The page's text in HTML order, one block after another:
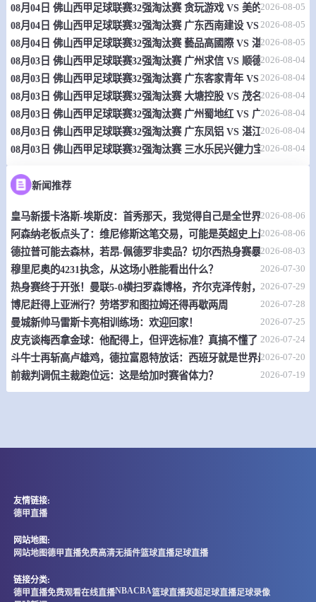
帕特里奥坦斯 0 - 0 巴瑞库拉
情报
厄瓜乙 08-09 03:00 直播中
库恩卡青年 0 - 0 库尼布洛FC
情报
波斯甲
萨拉热窝 - 雷迪尼克
情报
波斯甲 08-09 03:00
伯拉治 0 - 0 史洛加多波
情报
克亚甲 08-09 03:00
阿尔克马尔
巴西甲 08-09 03:00
格雷米奥 0 - 0 圣保罗
08月04日 佛山西甲足球联赛32强淘汰赛 贪玩游戏 VS 美的薪火 全场录
2026-08-05
08月04日 佛山西甲足球联赛32强淘汰赛 广东西南建设 VS 香港圣徒
2026-08-05
08月04日 佛山西甲足球联赛32强淘汰赛 藝品高國際 VS 湛江狂狼·粵
2026-08-05
08月03日 佛山西甲足球联赛32强淘汰赛 广州求信 VS 顺德新青年 全
2026-08-04
08月03日 佛山西甲足球联赛32强淘汰赛 广东客家青年 VS 广州英华思
2026-08-04
08月03日 佛山西甲足球联赛32强淘汰赛 大塘控股 VS 茂名市点都得
2026-08-04
08月03日 佛山西甲足球联赛32强淘汰赛 广州蜀地红 VS 广州戴拿模
2026-08-04
08月03日 佛山西甲足球联赛32强淘汰赛 广东凤铝 VS 湛江八部科技
2026-08-04
08月03日 佛山西甲足球联赛32强淘汰赛 三水乐民兴健力宝 VS 中国澳
2026-08-04
新闻推荐
皇马新援卡洛斯-埃斯皮：首秀那天，我觉得自己是全世界最幸福的人
2026-08-06
阿森纳老板点头了：维尼修斯这笔交易，可能是英超史上最炸裂的转
2026-08-06
德拉普可能去森林，若昂-佩德罗非卖品？切尔西热身赛暴露不少问题
2026-08-03
穆里尼奥的4231执念，从这场小胜能看出什么？ 2026-07-30
热身赛终于开张！曼联5-0横扫罗森博格，齐尔克泽传射，19岁小将惊
2026-07-29
博尼赶得上亚洲行？劳塔罗和图拉姆还得再歇两周 2026-07-28
曼城新帅马雷斯卡亮相训练场：欢迎回家！ 2026-07-25
皮克谈梅西拿金球：他配得上，但评选标准？真搞不懂了 2026-07-24
斗牛士再斩高卢雄鸡，德拉富恩特放话：西班牙就是世界最强2026-07-20
前裁判调侃主裁跑位远：这是给加时赛省体力？ 2026-07-19
友情链接:
德甲直播
网站地图:
网站地图德甲直播免费高清无插件篮球直播足球直播
链接分类:
德甲直播免费观看在线直播NBACBA篮球直播英超足球直播足球录像